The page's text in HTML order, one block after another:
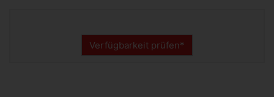
Verfügbarkeit prüfen*